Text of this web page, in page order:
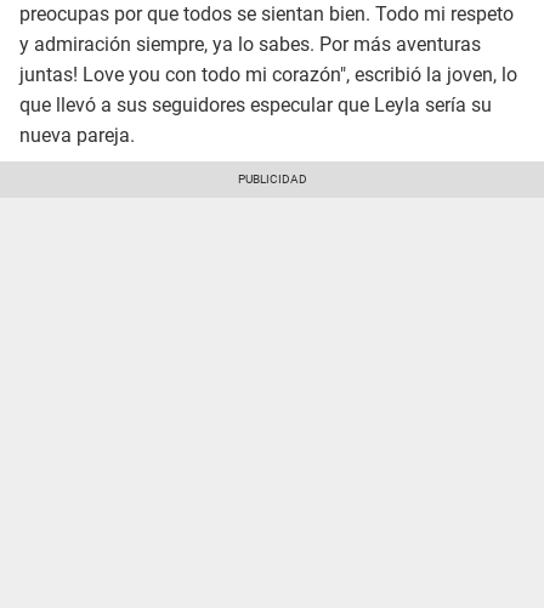
preocupas por que todos se sientan bien. Todo mi respeto
y admiración siempre, ya lo sabes. Por más aventuras
juntas! Love you con todo mi corazón", escribió la joven, lo
que llevó a sus seguidores especular que Leyla sería su
nueva pareja.